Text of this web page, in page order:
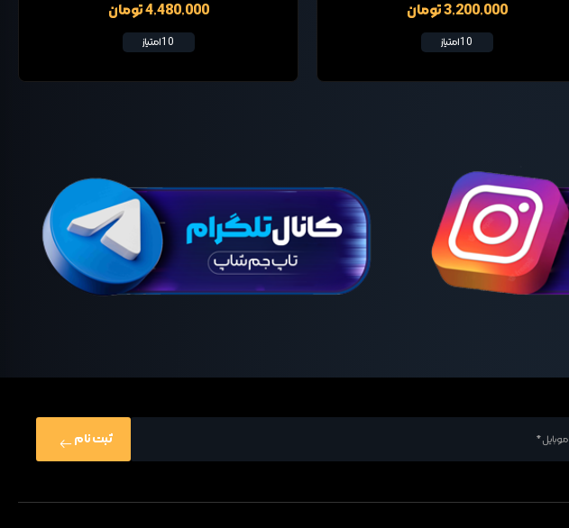
3,200,000 تومان
10 امتیاز
4,480,000 تومان
10 امتیاز
ثبت نام